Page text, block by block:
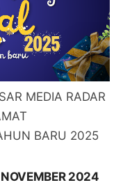
MEDIA RADAR
BARU 2025
2024